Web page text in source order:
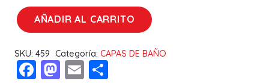
CAPA
BAÑO
10667
AÑADIR AL CARRITO
SKU: 459 Categoría: CAPAS DE BAÑO
Facebook
Mastodon
Email